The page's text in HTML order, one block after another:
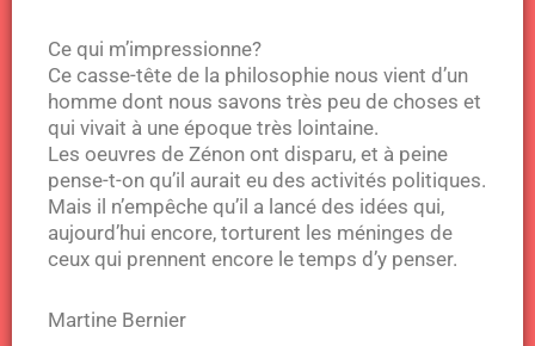
Ce qui m’impressionne?
Ce casse-tête de la philosophie nous vient d’un
homme dont nous savons très peu de choses et
qui vivait à une époque très lointaine.
Les oeuvres de Zénon ont disparu, et à peine
pense-t-on qu’il aurait eu des activités politiques.
Mais il n’empêche qu’il a lancé des idées qui,
aujourd’hui encore, torturent les méninges de
ceux qui prennent encore le temps d’y penser.
Martine Bernier